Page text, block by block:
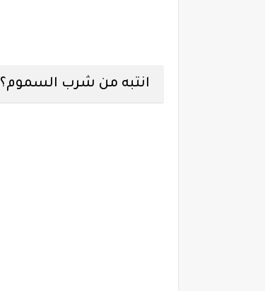
انتبه من شرب السموم؟